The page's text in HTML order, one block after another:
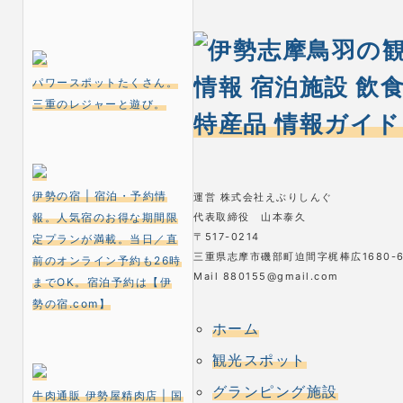
パワースポットたくさん。
三重のレジャーと遊び。
伊勢の宿 | 宿泊・予約情
報。人気宿のお得な期間限
定プランが満載。当日／直
前のオンライン予約も26時
までOK。宿泊予約は【伊
勢の宿.com】
牛肉通販 伊勢屋精肉店 | 国
運営 株式会社えぶりしんぐ
代表取締役 山本泰久
〒517-0214
三重県志摩市磯部町迫間字梶棒広1680-
Mail 880155@gmail.com
ホーム
観光スポット
グランピング施設